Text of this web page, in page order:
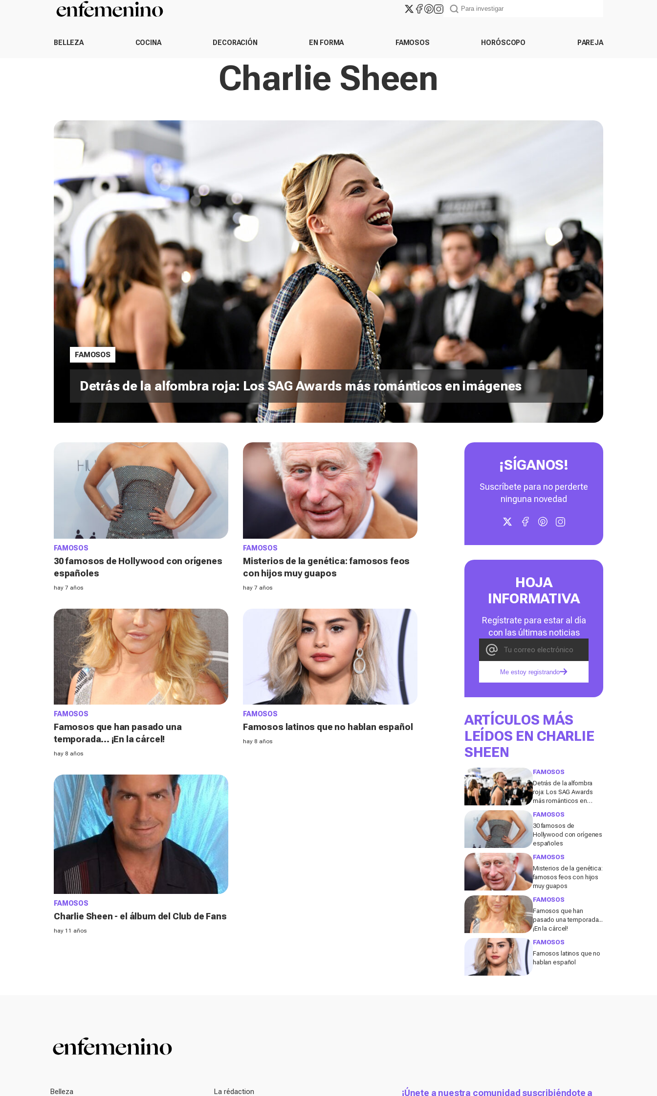
BELLEZA COCINA DECORACIÓN EN FORMA FAMOSOS HORÓSCOPO PAREJA
Charlie Sheen
FAMOSOS
Detrás de la alfombra roja: Los SAG Awards más románticos en imágenes
FAMOSOS
30 famosos de Hollywood con orígenes
españoles
hay 7 años
FAMOSOS
Misterios de la genética: famosos feos
con hijos muy guapos
hay 7 años
FAMOSOS
Famosos que han pasado una
temporada... ¡En la cárcel!
hay 8 años
FAMOSOS
Famosos latinos que no hablan español
hay 8 años
FAMOSOS
Charlie Sheen - el álbum del Club de Fans
hay 11 años
¡SÍGANOS!
Suscríbete para no perderte
ninguna novedad
HOJA
INFORMATIVA
Regístrate para estar al día
con las últimas noticias
Me estoy registrando
ARTÍCULOS MÁS
LEÍDOS EN CHARLIE
SHEEN
FAMOSOS
Detrás de la alfombra
roja: Los SAG Awards
más románticos en
FAMOSOS
30 famosos de
Hollywood con orígenes
españoles
FAMOSOS
Misterios de la genética:
famosos feos con hijos
muy guapos
FAMOSOS
Famosos que han
pasado una temporada...
¡En la cárcel!
FAMOSOS
Famosos latinos que no
hablan español
Belleza La rédaction ¡Únete a nuestra comunidad suscribiéndote a